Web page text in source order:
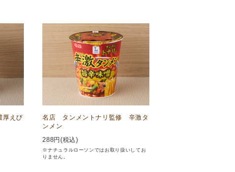
えび
名店 タンメントナリ監修 辛激タ
ンメン
288円(税込)
※ナチュラルローソンではお取り扱いしてお
りません。